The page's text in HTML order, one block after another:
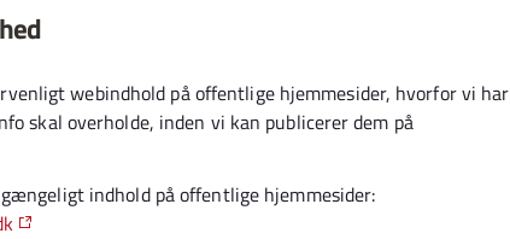
webindhold på offentlige hjemmesider, hvorfor vi har
skal overholde, inden vi kan publicerer dem på
indhold på offentlige hjemmesider: